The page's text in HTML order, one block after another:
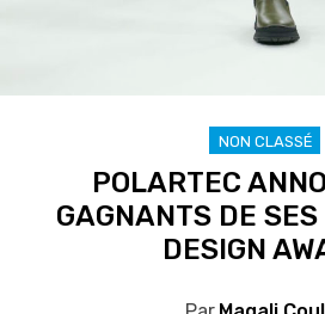
NON CLASSÉ
POLARTEC
GAGNANTS DE
DESIGN